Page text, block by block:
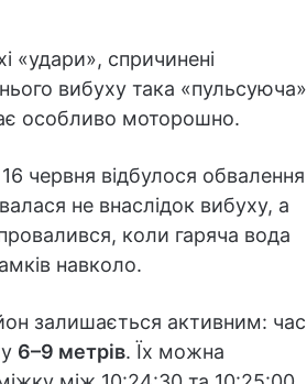
«удари», спричинені
вибуху така «пульсуюча»
особливо моторошно.
червня відбулося обвалення
не внаслідок вибуху, а
коли гаряча вода
навколо.
залишається активним: час
6–9 метрів. Їх можна